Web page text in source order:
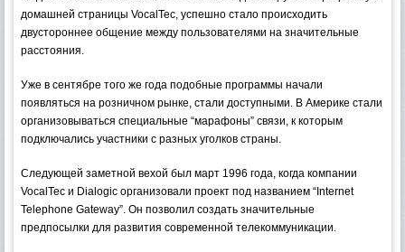
домашней страницы VocalTec, успешно стало происходить
двустороннее общение между пользователями на значительные
расстояния.
Уже в сентябре того же года подобные программы начали
появляться на розничном рынке, стали доступными. В Америке стали
организовываться специальные “марафоны” связи, к которым
подключались участники с разных уголков страны.
Следующей заметной вехой был март 1996 года, когда компании
VocalTec и Dialogic организовали проект под названием “Internet
Telephone Gateway”. Он позволил создать значительные
предпосылки для развития современной телекоммуникации.